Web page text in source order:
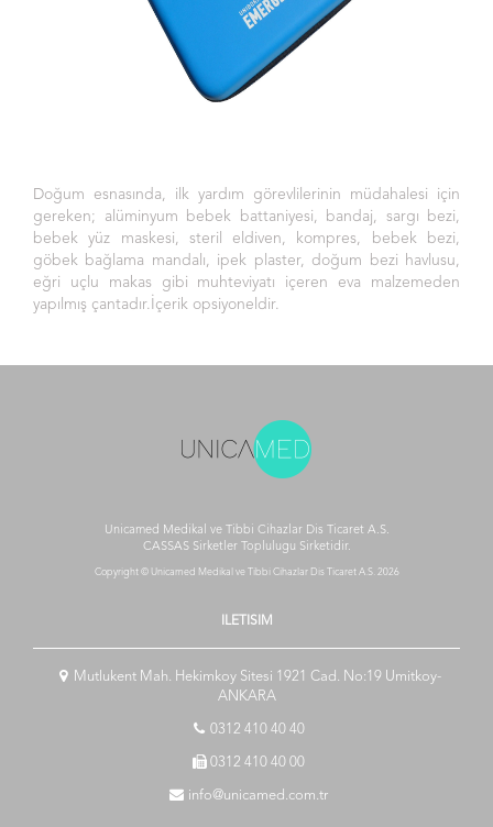
Doğum esnasında, ilk yardım görevlilerinin müdahalesi için
gereken; alüminyum bebek battaniyesi, bandaj, sargı bezi,
bebek yüz maskesi, steril eldiven, kompres, bebek bezi,
göbek bağlama mandalı, ipek plaster, doğum bezi havlusu,
eğri uçlu makas gibi muhteviyatı içeren eva malzemeden
yapılmış çantadır.İçerik opsiyoneldir.
Unicamed Medikal ve Tibbi Cihazlar Dis Ticaret A.S.
CASSAS Sirketler Toplulugu Sirketidir.
Copyright © Unicamed Medikal ve Tibbi Cihazlar Dis Ticaret A.S. 2026
ILETISIM
Mutlukent Mah. Hekimkoy Sitesi 1921 Cad. No:19 Umitkoy-
ANKARA
0312 410 40 40
0312 410 40 00
info@unicamed.com.tr